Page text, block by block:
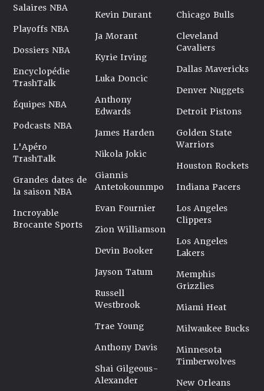
Salaires NBA
Playoffs NBA
Dossiers NBA
Encyclopédie
TrashTalk
Équipes NBA
Podcasts NBA
L'Apéro
TrashTalk
Grandes dates de
la saison NBA
Incroyable
Brocante Sports
Kevin Durant
Ja Morant
Kyrie Irving
Luka Doncic
Anthony
Edwards
James Harden
Nikola Jokic
Giannis
Antetokounmpo
Evan Fournier
Zion Williamson
Devin Booker
Jayson Tatum
Russell
Westbrook
Trae Young
Anthony Davis
Shai Gilgeous-
Alexander
Chicago Bulls
Cleveland
Cavaliers
Dallas Mavericks
Denver Nuggets
Detroit Pistons
Golden State
Warriors
Houston Rockets
Indiana Pacers
Los Angeles
Clippers
Los Angeles
Lakers
Memphis
Grizzlies
Miami Heat
Milwaukee Bucks
Minnesota
Timberwolves
New Orleans